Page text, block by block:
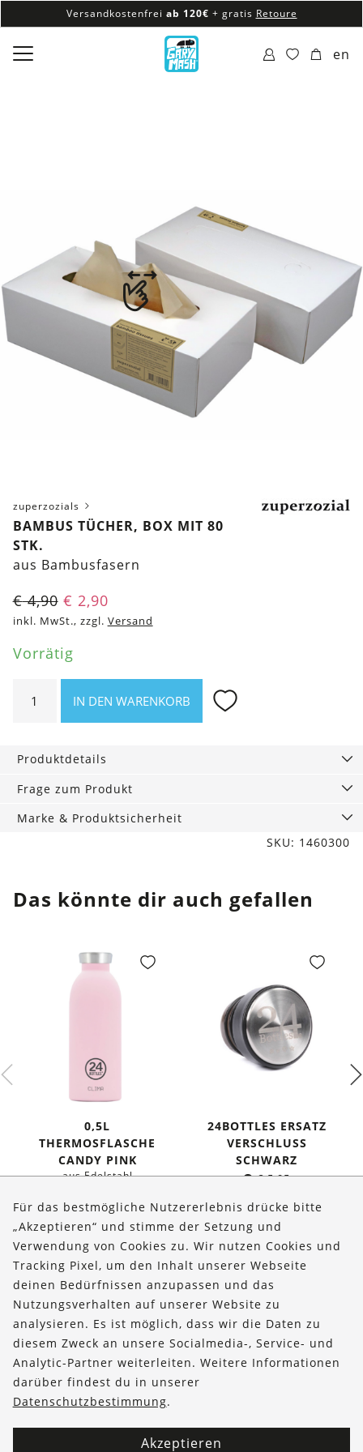
Versandkostenfrei ab 120€ + gratis Retoure
100% veganes & fair produziertes Sortiment
Versandkostenfrei ab 120€
en
zuperzozials
BAMBUS TÜCHER, BOX MIT 80
STK.
aus Bambusfasern
€4,90 Ursprünglicher
Preis
€ 4,90
€ 2,90Aktueller
Preis
inkl. MwSt., zzgl. Versand
Vorrätig
Tücher,
80
Stk.
IN DEN WARENKORB
Produktdetails
Frage zum Produkt
Marke & Produktsicherheit
SKU: 1460300
Das könnte dir auch gefallen
0,5L
THERMOSFLASCHE
CANDY PINK
aus Edelstahl
Preis
war:
€ 34,95
Preis
ist:
€ 29,95.
24BOTTLES ERSATZ
VERSCHLUSS
SCHWARZ
€5,95
Über uns
Bestellungen
Kontakt & Hilfe
FOLLOW US
Für das bestmögliche Nutzererlebnis drücke bitte
„Akzeptieren“ und stimme der Setzung und
Verwendung von Cookies zu. Wir nutzen Cookies und
Tracking Pixel, um den Inhalt unserer Webseite
deinen Bedürfnissen anzupassen und das
Nutzungsverhalten auf unserer Website zu
analysieren. Es ist möglich, dass wir die Daten zu
diesem Zweck an unsere Socialmedia-, Service- und
Analytic-Partner weiterleiten. Weitere Informationen
darüber findest du in unserer
Datenschutzbestimmung.
Akzeptieren